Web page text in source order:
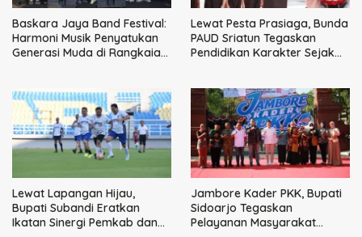
Baskara Jaya Band Festival:
Harmoni Musik Penyatukan
Generasi Muda di Rangkaian
Lewat Pesta Prasiaga, Bunda
PAUD Sriatun Tegaskan
Pendidikan Karakter Sejak
Lewat Lapangan Hijau,
Bupati Subandi Eratkan
Ikatan Sinergi Pemkab dan
Jambore Kader PKK, Bupati
Sidoarjo Tegaskan
Pelayanan Masyarakat